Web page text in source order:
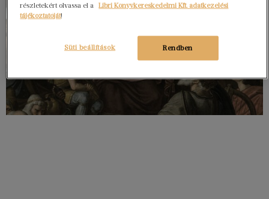
részletekért olvassa el a
Libri Könyvkereskedelmi Kft. adatkezelési
tájékoztatóját!
Rendben
Süti beállítások